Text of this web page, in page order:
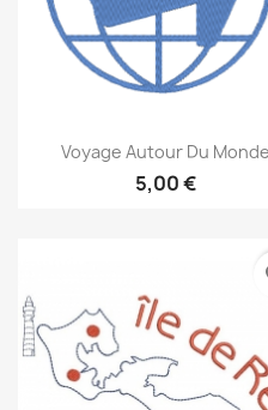
Aperçu rapide
Voyage Autour Du Monde
5,00 €